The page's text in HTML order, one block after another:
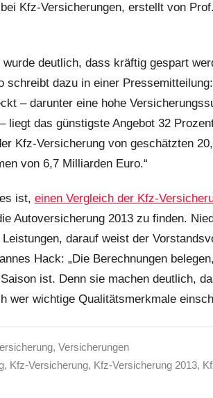
Kfz-Versicherungen, erstellt von
deutlich, dass kräftig gespart
schreibt dazu in einer
– darunter eine hohe
liegt das günstigste Angebot 32
Kfz-Versicherung von geschätzten
von 6,7 Milliarden Euro.“
ist, einen Vergleich der Kfz-
Autoversicherung 2013 zu finden.
darauf weist der
Hack: „Die Berechnungen
ist. Denn sie machen deutlich,
wer wichtige Qualitätsmerkmale
,Versicherungen
, Kfz-Versicherung, Kfz-Versicherung 2013,